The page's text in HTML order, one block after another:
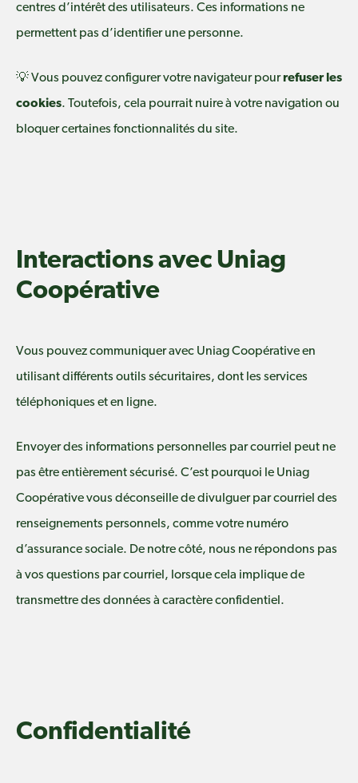
centres d’intérêt des utilisateurs. Ces informations ne
permettent pas d’identifier une personne.
💡 Vous pouvez configurer votre navigateur pourrefuser les
cookies. Toutefois, cela pourrait nuire à votre navigation ou
bloquer certaines fonctionnalités du site.
Interactions avec Uniag
Coopérative
Vous pouvez communiquer avec Uniag Coopérative en
utilisant différents outils sécuritaires, dont les services
téléphoniques et en ligne.
Envoyer des informations personnelles par courriel peut ne
pas être entièrement sécurisé. C’est pourquoi le Uniag
Coopérative vous déconseille de divulguer par courriel des
renseignements personnels, comme votre numéro
d’assurance sociale. De notre côté, nous ne répondons pas
à vos questions par courriel, lorsque cela implique de
transmettre des données à caractère confidentiel.
Confidentialité